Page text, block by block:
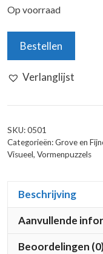
Op voorraad
Visio
Gespiegelde
Bestellen
Verlanglijst
SKU:0501
Categorieën:Grove en
Visueel, Vormenpuzzels
Beschrijving
Aanvullende
Beoordelingen